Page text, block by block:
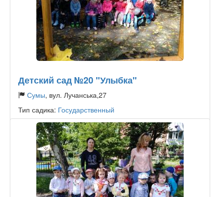
Детский сад №20 "Улыбка"
Сумы, вул. Лучанська,27
Тип садика: Государственный